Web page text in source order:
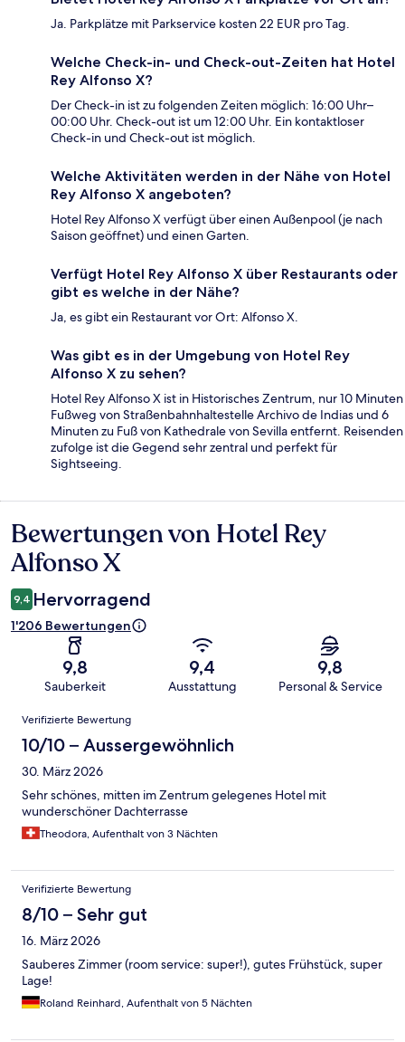
Ja. Parkplätze mit Parkservice kosten 22 EUR pro Tag.
Welche Check-in- und Check-out-Zeiten hat Hotel
Rey Alfonso X?
Der Check-in ist zu folgenden Zeiten möglich: 16:00 Uhr–
00:00 Uhr. Check-out ist um 12:00 Uhr. Ein kontaktloser
Check-in und Check-out ist möglich.
Welche Aktivitäten werden in der Nähe von Hotel
Rey Alfonso X angeboten?
Hotel Rey Alfonso X verfügt über einen Außenpool (je nach
Saison geöffnet) und einen Garten.
Verfügt Hotel Rey Alfonso X über Restaurants oder
gibt es welche in der Nähe?
Ja, es gibt ein Restaurant vor Ort: Alfonso X.
Was gibt es in der Umgebung von Hotel Rey
Alfonso X zu sehen?
Hotel Rey Alfonso X ist in Historisches Zentrum, nur 10 Minuten
Fußweg von Straßenbahnhaltestelle Archivo de Indias und 6
Minuten zu Fuß von Kathedrale von Sevilla entfernt. Reisenden
zufolge ist die Gegend sehr zentral und perfekt für
Sightseeing.
Bewertungen
Bewertungen von Hotel Rey
Alfonso X
9,4 Hervorragend
1'206 Bewertungen
9,8
Sauberkeit
9,4
Ausstattung
9,8
Personal & Service
Bewertungen
Verifizierte Bewertung
10/10 – Aussergewöhnlich
30. März 2026
Sehr schönes, mitten im Zentrum gelegenes Hotel mit
wunderschöner Dachterrasse
Theodora, Aufenthalt von 3 Nächten
Verifizierte Bewertung
8/10 – Sehr gut
16. März 2026
Sauberes Zimmer (room service: super!), gutes Frühstück, super
Lage!
Roland Reinhard, Aufenthalt von 5 Nächten